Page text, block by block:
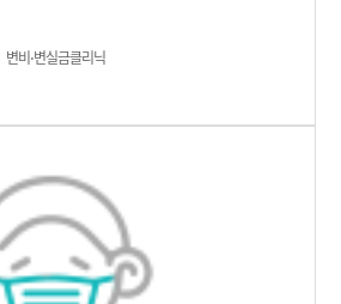
변비⋅변실금클리닉